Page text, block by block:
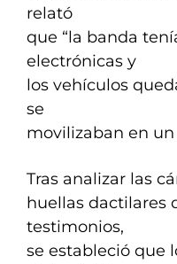
relató
que “la banda
electrónicas y
los vehículos
se
movilizaban en un
Tras analizar las
huellas dactilares
testimonios,
se estableció que